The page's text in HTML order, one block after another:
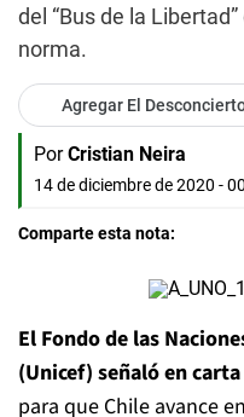
del “Bus de la
norma.
Agregar El
Por Cristian Neira
14 de diciembre de 2020 -
Comparte esta nota:
El Fondo de las
(Unicef) señaló en
para que Chile avance